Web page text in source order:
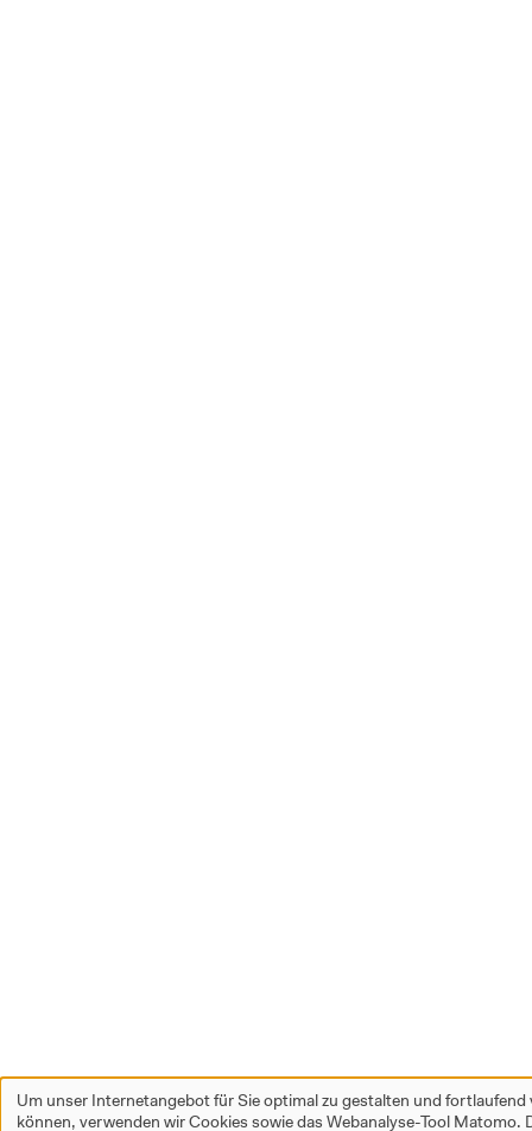
Um unser Internetangebot für Sie optimal zu gestalten und fortlaufend
können, verwenden wir Cookies sowie das Webanalyse-Tool Matomo.